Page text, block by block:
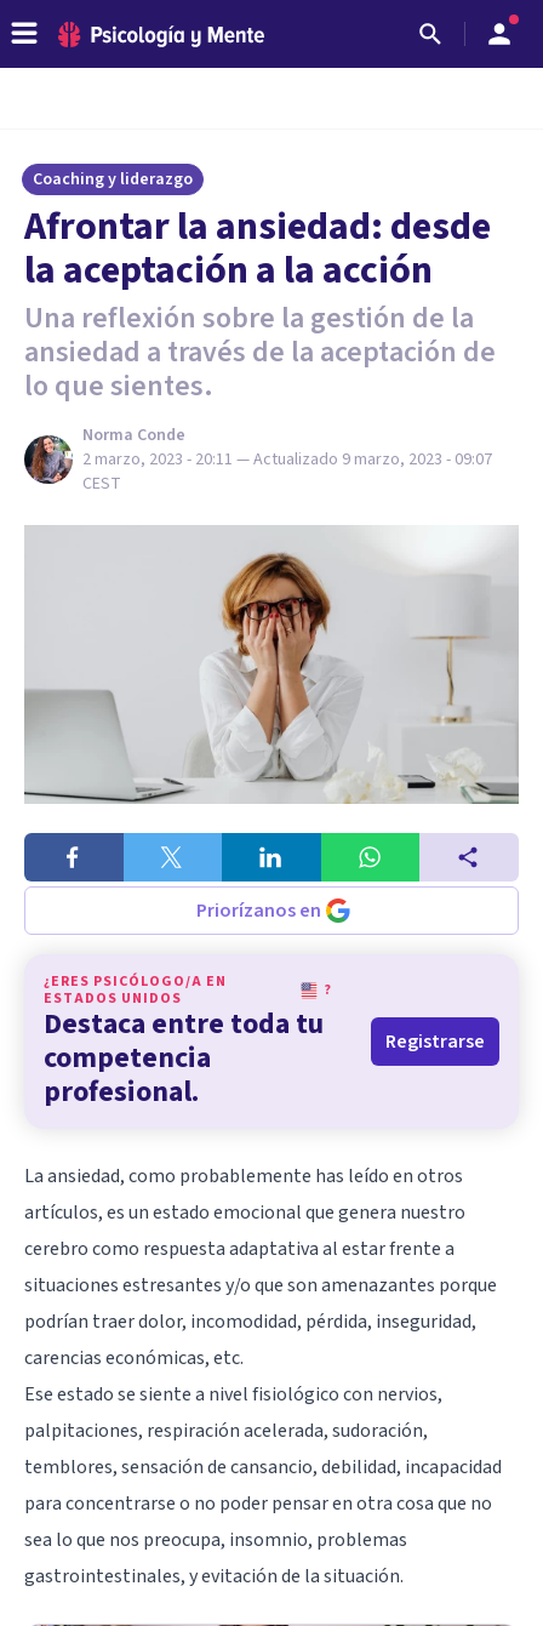
Coaching y liderazgo
Afrontar la ansiedad: desde
la aceptación a la acción
Una reflexión sobre la gestión de la
ansiedad a través de la aceptación de
lo que sientes.
Norma Conde
2 marzo, 2023 - 20:11 — Actualizado 9 marzo, 2023 - 09:07
CEST
Priorízanos en
¿ERES PSICÓLOGO/A EN
ESTADOS UNIDOS
?
Destaca entre toda tu
competencia
profesional.
Registrarse
La ansiedad, como probablemente has leído en otros
artículos, es un estado emocional que genera nuestro
cerebro como respuesta adaptativa al estar frente a
situaciones estresantes y/o que son amenazantes porque
podrían traer dolor, incomodidad, pérdida, inseguridad,
carencias económicas, etc.
Ese estado se siente a nivel fisiológico con nervios,
palpitaciones, respiración acelerada, sudoración,
temblores, sensación de cansancio, debilidad, incapacidad
para concentrarse o no poder pensar en otra cosa que no
sea lo que nos preocupa, insomnio, problemas
gastrointestinales, y evitación de la situación.